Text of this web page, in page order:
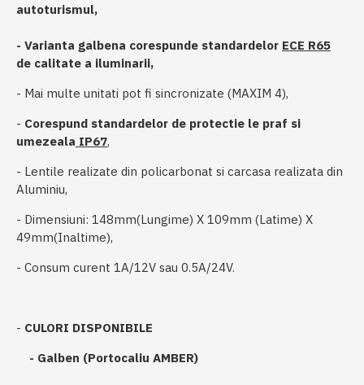
autoturismul,
- Varianta galbena corespunde standardelor ECE R65
de calitate a iluminarii,
- Mai multe unitati pot fi sincronizate (MAXIM 4),
- Corespund standardelor de protectie le praf si
umezeala IP67,
- Lentile realizate din policarbonat si carcasa realizata din
Aluminiu,
- Dimensiuni: 148mm(Lungime) X 109mm (Latime) X
49mm(Inaltime),
- Consum curent 1A/12V sau 0.5A/24V.
- CULORI DISPONIBILE
- Galben (Portocaliu AMBER)